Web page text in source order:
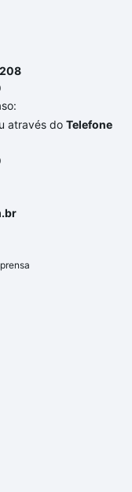
através do Telefone